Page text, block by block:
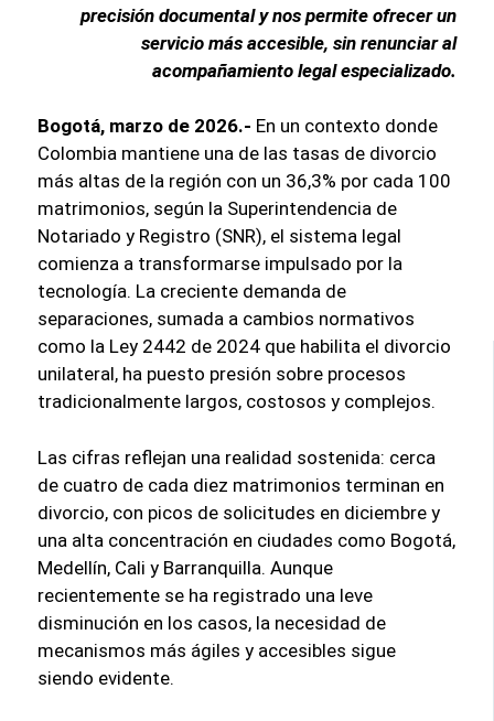
precisión documental y nos permite ofrecer un
servicio más accesible, sin renunciar al
acompañamiento legal especializado.
Bogotá, marzo de 2026.- En un contexto donde
Colombia mantiene una de las tasas de divorcio
más altas de la región con un 36,3% por cada 100
matrimonios, según la Superintendencia de
Notariado y Registro (SNR), el sistema legal
comienza a transformarse impulsado por la
tecnología. La creciente demanda de
separaciones, sumada a cambios normativos
como la Ley 2442 de 2024 que habilita el divorcio
unilateral, ha puesto presión sobre procesos
tradicionalmente largos, costosos y complejos.
Las cifras reflejan una realidad sostenida: cerca
de cuatro de cada diez matrimonios terminan en
divorcio, con picos de solicitudes en diciembre y
una alta concentración en ciudades como Bogotá,
Medellín, Cali y Barranquilla. Aunque
recientemente se ha registrado una leve
disminución en los casos, la necesidad de
mecanismos más ágiles y accesibles sigue
siendo evidente.